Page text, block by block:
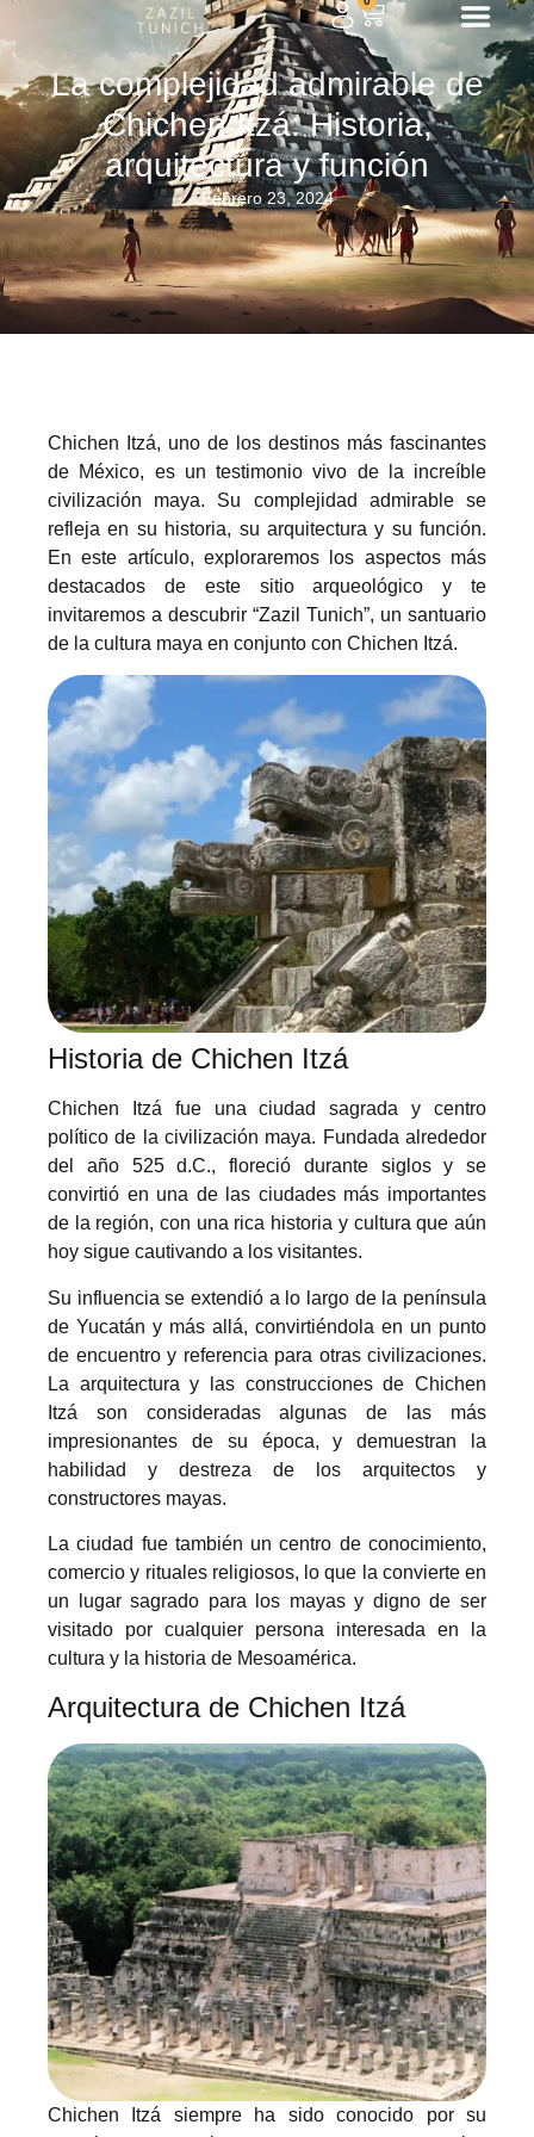
La complejidad admirable de
Chichen Itzá: Historia,
arquitectura y función
Febrero 23, 2024
Chichen Itzá, uno de los destinos más fascinantes
de México, es un testimonio vivo de la increíble
civilización maya. Su complejidad admirable se
refleja en su historia, su arquitectura y su función.
En este artículo, exploraremos los aspectos más
destacados de este sitio arqueológico y te
invitaremos a descubrir “Zazil Tunich”, un santuario
de la cultura maya en conjunto con Chichen Itzá.
Historia de Chichen Itzá
Chichen Itzá fue una ciudad sagrada y centro
político de la civilización maya. Fundada alrededor
del año 525 d.C., floreció durante siglos y se
convirtió en una de las ciudades más importantes
de la región, con una rica historia y cultura que aún
hoy sigue cautivando a los visitantes.
Su influencia se extendió a lo largo de la península
de Yucatán y más allá, convirtiéndola en un punto
de encuentro y referencia para otras civilizaciones.
La arquitectura y las construcciones de Chichen
Itzá son consideradas algunas de las más
impresionantes de su época, y demuestran la
habilidad y destreza de los arquitectos y
constructores mayas.
La ciudad fue también un centro de conocimiento,
comercio y rituales religiosos, lo que la convierte en
un lugar sagrado para los mayas y digno de ser
visitado por cualquier persona interesada en la
cultura y la historia de Mesoamérica.
Arquitectura de Chichen Itzá
Chichen Itzá siempre ha sido conocido por su